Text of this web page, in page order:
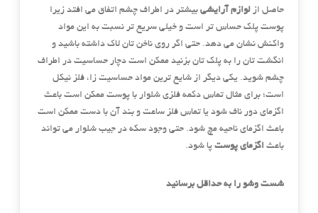
حاصل از لوازم آرایشیبیشتر در اطراف چشم اتفاق می افتد زیرا
پوست پلک حساس تر است و خیلی سریع تر نسبت به این مواد
واکنش نشان می دهد. حتی اگر روی ناخن تان لاک داشته باشید و
انگشت تان را به پلک تان بزنید ممکن است دچار حساسیت در اطراف
چشم شوید. یکی دیگر از شایع ترین مواد حساسیت زا، فلز نیکل
است؛ برای مثال تماس دکمه فلزی شلوار با پوست ممکن است باعث
اگزمای دور ناف شود یا تماس فلز ساعت و بند آن با دست ممکن است
باعث اگزمای ناحیه مچ شود. حتی وجود سکه در جیب شلوار می تواند
باعث اگزمای پوستپا شود.
شست وشو را به حداقل برسانید